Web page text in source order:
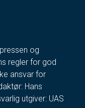
og
regler for god
ansvar for
Hans
utgiver: UAS